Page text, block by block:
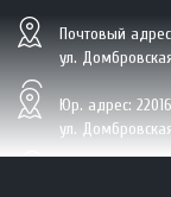
BIO
Почтовый
ул.
Юр. адрес:
ул.
+375 (29/33/25)